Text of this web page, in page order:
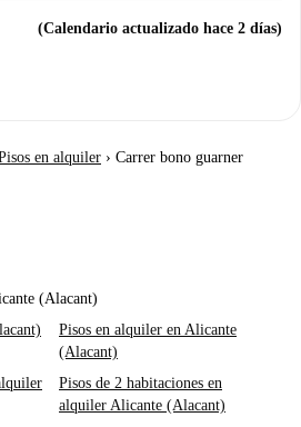
(Calendario actualizado hace 2 días)
en alquiler › Carrer bono guarner
(Alacant)
Pisos en alquiler en Alicante
(Alacant)
Pisos de 2 habitaciones en
alquiler Alicante (Alacant)